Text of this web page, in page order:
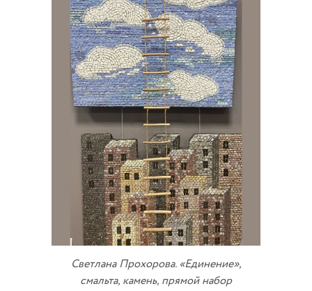
Светлана Прохорова. «Единение»,
смальта, камень, прямой набор